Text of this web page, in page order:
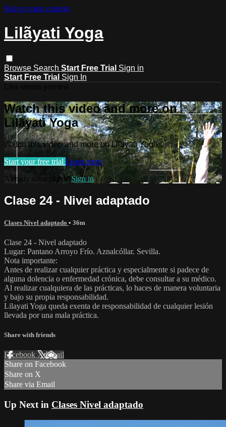
Skip to main content
Lilãyati Yoga
Browse Search Start Free Trial Sign in
Start Free Trial Sign In
Watch this video and more on
Lilãyati Yoga
Watch this video and more on Lilãyati Yoga
Start your free trial Learn more
Already subscribed?Sign in
Clase 24 - Nivel adaptado
Clases Nivel adaptado • 36m
Clase 24 - Nivel adaptado
Lugar: Pantano Arroyo Frío. Aznalcóllar. Sevilla.
Nota importante:
Antes de realizar cualquier práctica y especialmente si padece de
alguna dolencia o enfermedad crónica, debe consultar a su médico.
Al realizar cualquiera de las prácticas, lo haces de manera voluntaria
y bajo su propia responsabilidad.
Lilayati Yoga queda exenta de responsabilidad de cualquier lesión
llevada por una mala práctica.
Share with friends
Facebook XEmail
Share on Facebook
Share on X
Share via Email
Up Next in Clases Nivel adaptado